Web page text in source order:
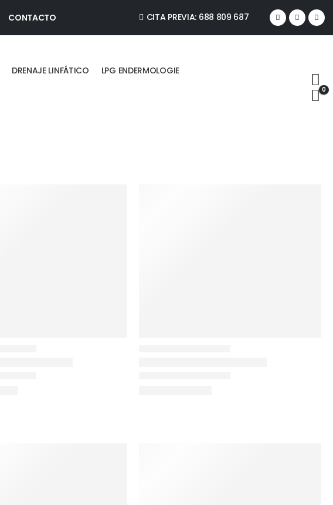
CONTACTO CITA PREVIA: 688 809 687
DRENAJE LINFÁTICO LPG ENDERMOLOGIE
0